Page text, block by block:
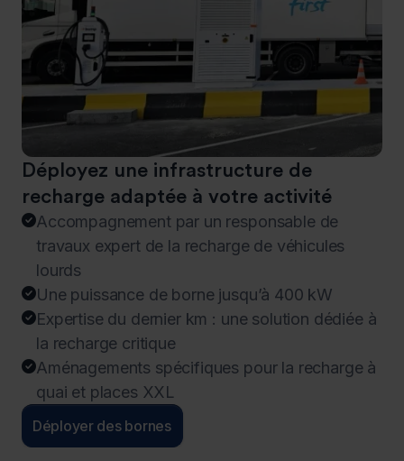
Déployez une infrastructure de
recharge adaptée à votre activité
Accompagnement par un responsable de
travaux expert de la recharge de véhicules
lourds
Une puissance de borne jusqu’à 400 kW
Expertise du dernier km : une solution dédiée à
la recharge critique
Aménagements spécifiques pour la recharge à
quai et places XXL
Déployer des bornes